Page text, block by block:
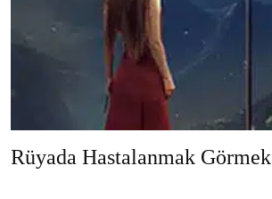
Rüyada Hastalanmak Görmek